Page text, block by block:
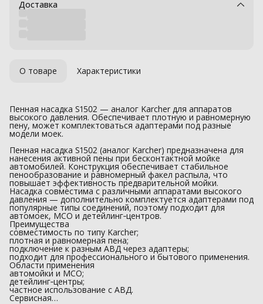
Доставка
О товаре Характеристики
Пенная насадка S1502 — аналог Karcher для аппаратов
высокого давления. Обеспечивает плотную и равномерную
пену, может комплектоваться адаптерами под разные
модели моек.
Пенная насадка S1502 (аналог Karcher) предназначена для
нанесения активной пены при бесконтактной мойке
автомобилей. Конструкция обеспечивает стабильное
пенообразование и равномерный факел распыла, что
повышает эффективность предварительной мойки.
Насадка совместима с различными аппаратами высокого
давления — дополнительно комплектуется адаптерами под
популярные типы соединений, поэтому подходит для
автомоек, МСО и детейлинг‑центров.
Преимущества
совместимость по типу Karcher;
плотная и равномерная пена;
подключение к разным АВД через адаптеры;
подходит для профессионального и бытового применения.
Области применения
автомойки и МСО;
детейлинг‑центры;
частное использование с АВД.
Сервисная…